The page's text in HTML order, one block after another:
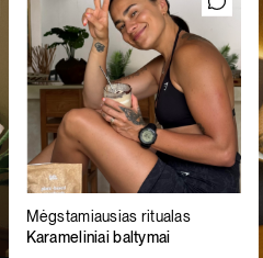
Mėgstamiausias ritualas
Karameliniai baltymai